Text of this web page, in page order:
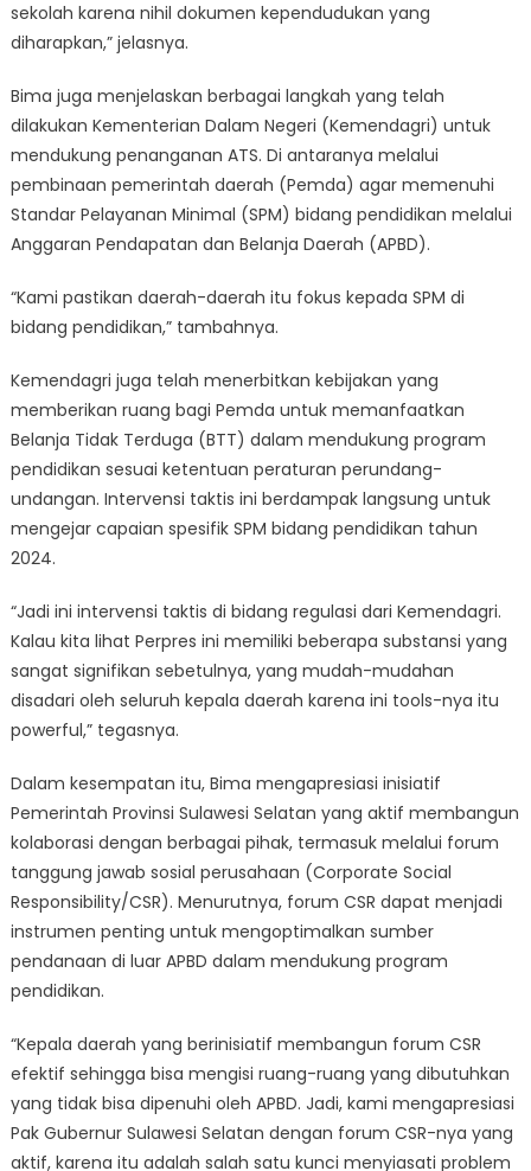
sekolah karena nihil dokumen kependudukan yang
diharapkan,” jelasnya.
Bima juga menjelaskan berbagai langkah yang telah
dilakukan Kementerian Dalam Negeri (Kemendagri) untuk
mendukung penanganan ATS. Di antaranya melalui
pembinaan pemerintah daerah (Pemda) agar memenuhi
Standar Pelayanan Minimal (SPM) bidang pendidikan melalui
Anggaran Pendapatan dan Belanja Daerah (APBD).
“Kami pastikan daerah-daerah itu fokus kepada SPM di
bidang pendidikan,” tambahnya.
Kemendagri juga telah menerbitkan kebijakan yang
memberikan ruang bagi Pemda untuk memanfaatkan
Belanja Tidak Terduga (BTT) dalam mendukung program
pendidikan sesuai ketentuan peraturan perundang-
undangan. Intervensi taktis ini berdampak langsung untuk
mengejar capaian spesifik SPM bidang pendidikan tahun
2024.
“Jadi ini intervensi taktis di bidang regulasi dari Kemendagri.
Kalau kita lihat Perpres ini memiliki beberapa substansi yang
sangat signifikan sebetulnya, yang mudah-mudahan
disadari oleh seluruh kepala daerah karena ini tools-nya itu
powerful,” tegasnya.
Dalam kesempatan itu, Bima mengapresiasi inisiatif
Pemerintah Provinsi Sulawesi Selatan yang aktif membangun
kolaborasi dengan berbagai pihak, termasuk melalui forum
tanggung jawab sosial perusahaan (Corporate Social
Responsibility/CSR). Menurutnya, forum CSR dapat menjadi
instrumen penting untuk mengoptimalkan sumber
pendanaan di luar APBD dalam mendukung program
pendidikan.
“Kepala daerah yang berinisiatif membangun forum CSR
efektif sehingga bisa mengisi ruang-ruang yang dibutuhkan
yang tidak bisa dipenuhi oleh APBD. Jadi, kami mengapresiasi
Pak Gubernur Sulawesi Selatan dengan forum CSR-nya yang
aktif, karena itu adalah salah satu kunci menyiasati problem